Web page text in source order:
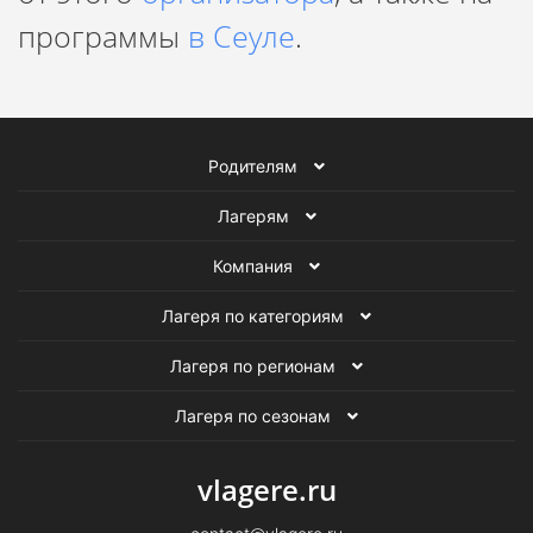
В начале создается канал в с родителями и
сопровождающими, куда выкладываются посты с фото и
программы в Сеуле.
Родителям
Лагерям
Компания
Лагеря по категориям
Лагеря по регионам
Лагеря по сезонам
vlagere.ru